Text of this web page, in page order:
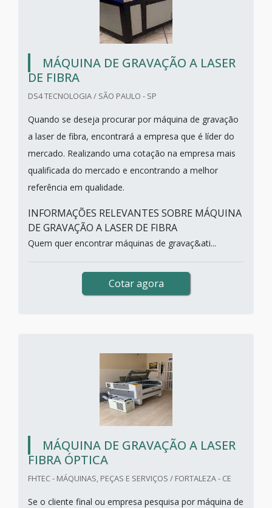
MÁQUINA DE GRAVAÇÃO A LASER
DE FIBRA
DS4 TECNOLOGIA / SÃO PAULO - SP
Quando se deseja procurar por máquina de gravação
a laser de fibra, encontrará a empresa que é líder do
mercado. Realizando uma cotação na empresa mais
qualificada do mercado e encontrando a melhor
referência em qualidade.
INFORMAÇÕES RELEVANTES SOBRE MÁQUINA
DE GRAVAÇÃO A LASER DE FIBRA
Quem quer encontrar máquinas de gravaç&ati...
Cotar agora
MÁQUINA DE GRAVAÇÃO A LASER
FIBRA ÓPTICA
FHTEC - MÁQUINAS, PEÇAS E SERVIÇOS / FORTALEZA - CE
Se o cliente final ou empresa pesquisa por máquina de